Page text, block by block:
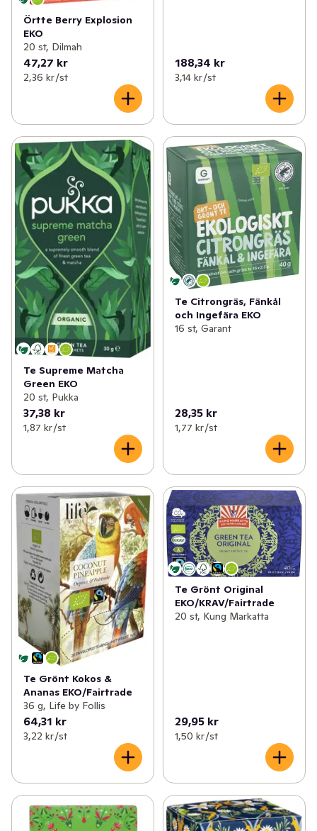
Örtte Berry Explosion
EKO
20 st, Dilmah
47,27 kr
2,36 kr /st
188,34 kr
3,14 kr /st
Te Supreme Matcha
Green EKO
20 st, Pukka
37,38 kr
1,87 kr /st
Te Citrongräs, Fänkål
och Ingefära EKO
16 st, Garant
28,35 kr
1,77 kr /st
Te Grönt Kokos &
Ananas EKO/Fairtrade
36 g, Life by Follis
64,31 kr
3,22 kr /st
Te Grönt Original
EKO/KRAV/Fairtrade
20 st, Kung Markatta
29,95 kr
1,50 kr /st